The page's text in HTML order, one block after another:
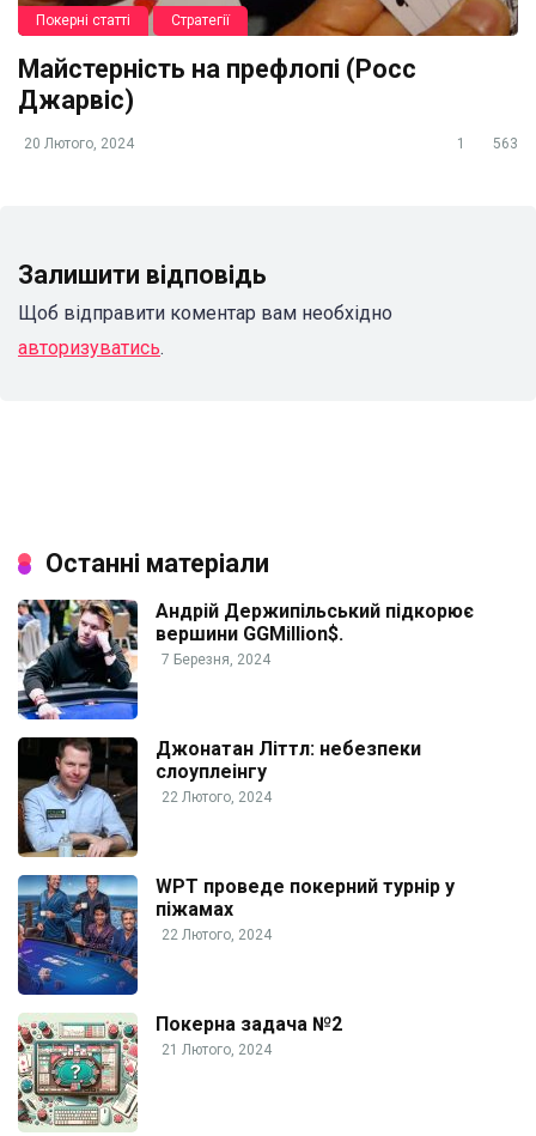
Покерні статті Стратегії
Майстерність на префлопі (Росс
Джарвіс)
20 Лютого, 2024 1 563
Залишити відповідь
Щоб відправити коментар вам необхідно
авторизуватись.
Останні матеріали
Андрій Держипільський підкорює
вершини GGMillion$.
7 Березня, 2024
Джонатан Літтл: небезпеки
слоуплеінгу
22 Лютого, 2024
WPT проведе покерний турнір у
піжамах
22 Лютого, 2024
Покерна задача №2
21 Лютого, 2024